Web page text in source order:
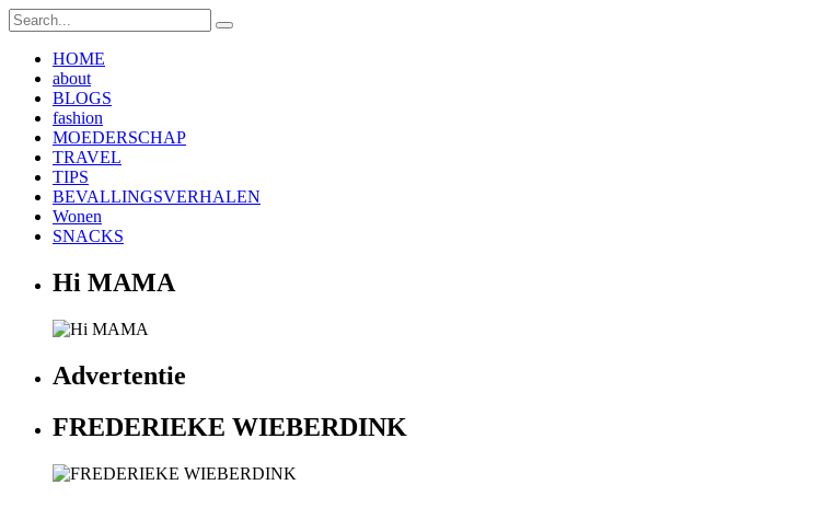
HOME
about
BLOGS
fashion
MOEDERSCHAP
TRAVEL
TIPS
BEVALLINGSVERHALEN
Wonen
SNACKS
Hi MAMA
Advertentie
FREDERIEKE WIEBERDINK